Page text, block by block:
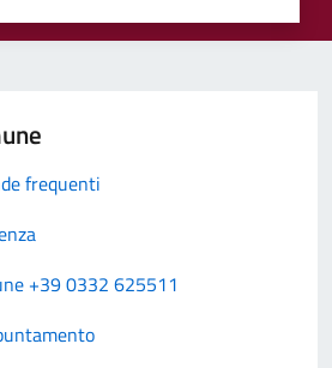
frequenti
+39 0332 625511